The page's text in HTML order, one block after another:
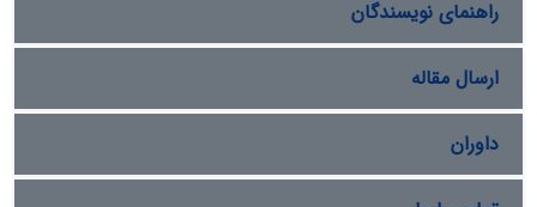
راهنمای نویسندگان
ارسال مقاله
داوران